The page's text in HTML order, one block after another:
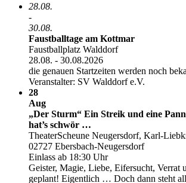
28.08.
-
30.08.
Faustballtage am Kottmar
Faustballplatz Walddorf
28.08. - 30.08.2026
die genauen Startzeiten werden noch
Veranstalter: SV Walddorf e.V.
28
Aug
„Der Sturm“ Ein Streik und eine
hat’s schwör …
TheaterScheune Neugersdorf, Karl-
02727 Ebersbach-Neugersdorf
Einlass ab 18:30 Uhr
Geister, Magie, Liebe, Eifersucht, Verrat
geplant! Eigentlich … Doch dann steht